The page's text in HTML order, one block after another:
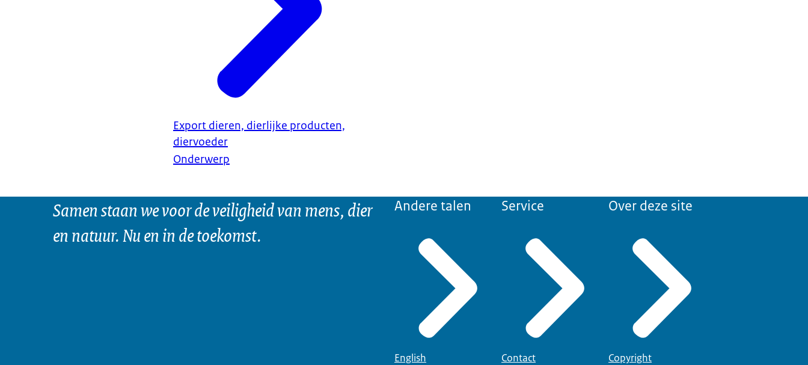
Export dieren, dierlijke producten,
diervoeder
Onderwerp
Samen staan we voor de veiligheid van mens, dier
en natuur. Nu en in de toekomst.
Andere talen
English
Service
Contact
Over deze site
Copyright